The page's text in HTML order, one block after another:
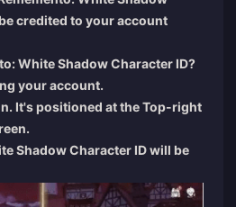
credited to your account
White Shadow Character ID?
your account.
It's positioned at the Top-right
Shadow Character ID will be